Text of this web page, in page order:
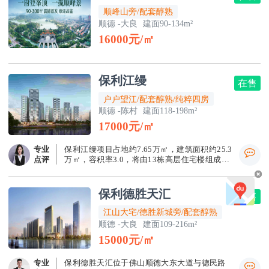
顺峰山旁/配套醇熟
顺德 -大良 建面90-134m²
16000元/㎡
保利江缦 在售
户户望江/配套醇熟/纯粹四房
顺德 -陈村 建面118-198m²
17000元/㎡
专业
点评
保利江缦项目占地约7.65万㎡，建筑面积约25.3
万㎡，容积率3.0，将由13栋高层住宅楼组成，
1271户！ 保利德胜天汇 在售
江山大宅/德胜新城旁/配套醇熟
顺德 -大良 建面109-216m²
15000元/㎡
专业
保利德胜天汇位于佛山顺德大东大道与德民路